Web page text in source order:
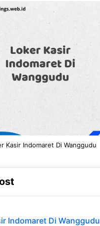
e
o
o
k
a
t
s
A
p
g
a
m
Kasir Indomaret Di Wanggudu
Indomaret Di Wanggudu